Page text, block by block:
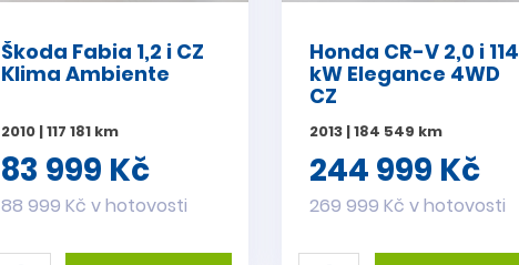
Škoda Fabia 1,2 i CZ
Klima Ambiente
2010 | 117 181 km
83 999 Kč
88 999 Kč v hotovosti
Honda CR-V 2,0 i 114
kW Elegance 4WD
CZ
2013 | 184 549 km
244 999 Kč
269 999 Kč v hotovosti